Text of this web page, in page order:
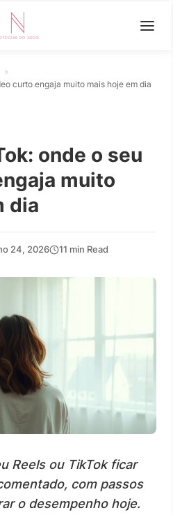
»
curto engaja muito mais hoje em dia
onde o seu
muito
dia
24, 2026 11 min Read
Reels ou TikTok ficar
com passos
o desempenho hoje.